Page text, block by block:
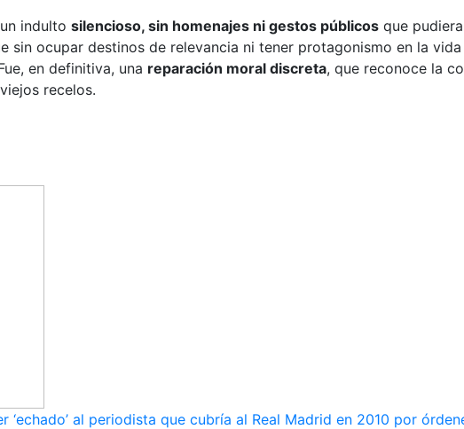
indulto silencioso, sin homenajes ni gestos públicos que
sin ocupar destinos de relevancia ni tener protagonismo en la
en definitiva, una reparación moral discreta, que reconoce la
recelos.
al periodista que cubría al Real Madrid en 2010 por